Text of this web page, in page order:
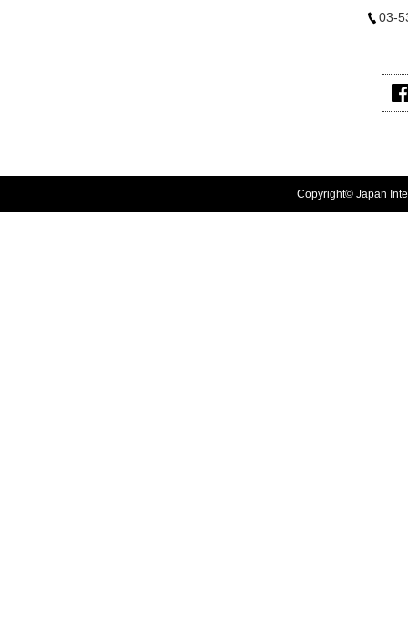
03-
Copyright© Japan